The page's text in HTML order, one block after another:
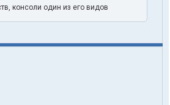
консоли один из его видов